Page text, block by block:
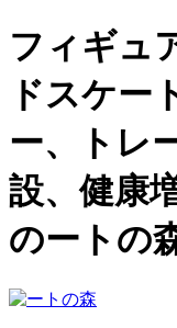
フィギュ
ドスケー
ー、トレ
設、健康
のートの